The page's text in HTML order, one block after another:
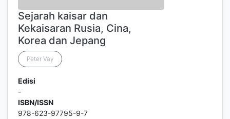
Sejarah kaisar dan
Kekaisaran Rusia, Cina,
Korea dan Jepang
Peter Vay
Edisi
-
ISBN/ISSN
978-623-97795-9-7